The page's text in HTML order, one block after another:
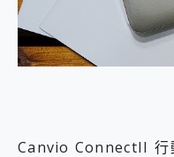
Canvio ConnectII 行